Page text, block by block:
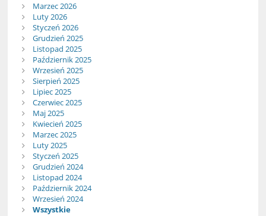
Marzec 2026
Luty 2026
Styczeń 2026
Grudzień 2025
Listopad 2025
Październik 2025
Wrzesień 2025
Sierpień 2025
Lipiec 2025
Czerwiec 2025
Maj 2025
Kwiecień 2025
Marzec 2025
Luty 2025
Styczeń 2025
Grudzień 2024
Listopad 2024
Październik 2024
Wrzesień 2024
Wszystkie